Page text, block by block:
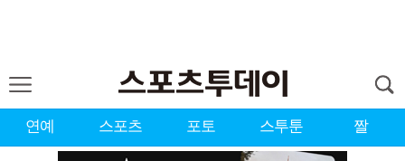
연예 스포츠 포토 스투툰 짤